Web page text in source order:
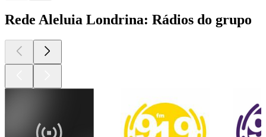
Rede Aleluia Londrina: Rádios do grupo